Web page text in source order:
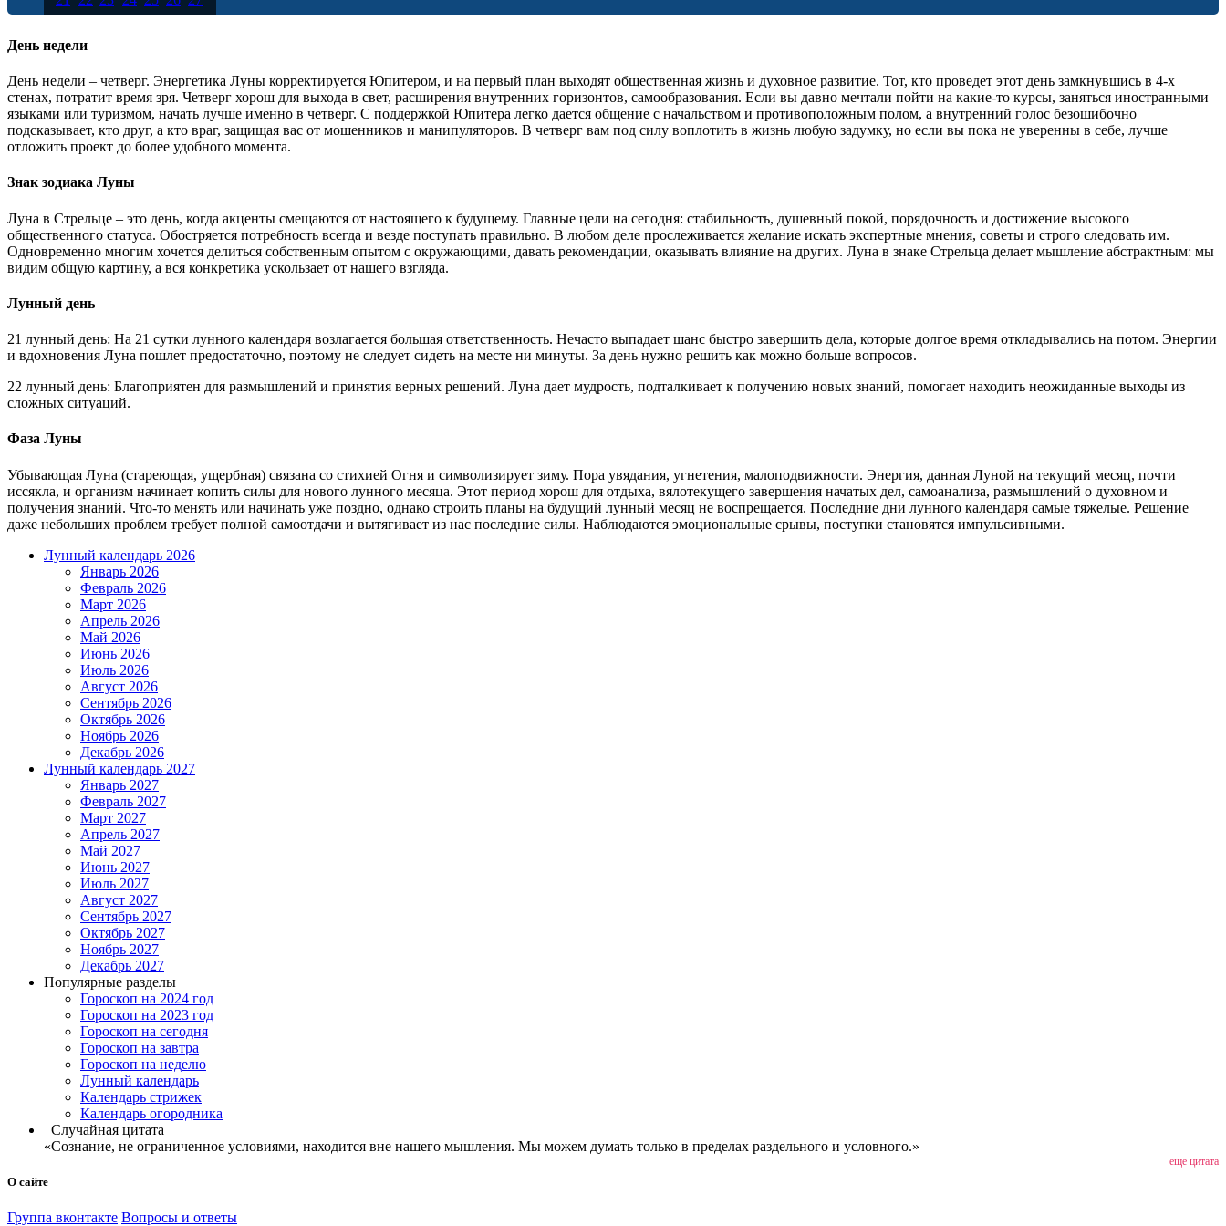
28 29 30 31
День недели
День недели – четверг. Энергетика Луны корректируется Юпитером, и на первый план выходят общественная жизнь и духовное развитие. Тот, кто проведет этот день замкнувшись в 4-х
стенах, потратит время зря. Четверг хорош для выхода в свет, расширения внутренних горизонтов, самообразования. Если вы давно мечтали пойти на какие-то курсы, заняться иностранными
языками или туризмом, начать лучше именно в четверг. С поддержкой Юпитера легко дается общение с начальством и противоположным полом, а внутренний голос безошибочно
подсказывает, кто друг, а кто враг, защищая вас от мошенников и манипуляторов. В четверг вам под силу воплотить в жизнь любую задумку, но если вы пока не уверенны в себе, лучше
отложить проект до более удобного момента.
Знак зодиака Луны
Луна в Стрельце – это день, когда акценты смещаются от настоящего к будущему. Главные цели на сегодня: стабильность, душевный покой, порядочность и достижение высокого
общественного статуса. Обостряется потребность всегда и везде поступать правильно. В любом деле прослеживается желание искать экспертные мнения, советы и строго следовать им.
Одновременно многим хочется делиться собственным опытом с окружающими, давать рекомендации, оказывать влияние на других. Луна в знаке Стрельца делает мышление абстрактным: мы
видим общую картину, а вся конкретика ускользает от нашего взгляда.
Лунный день
21 лунный день: На 21 сутки лунного календаря возлагается большая ответственность. Нечасто выпадает шанс быстро завершить дела, которые долгое время откладывались на потом. Энергии
и вдохновения Луна пошлет предостаточно, поэтому не следует сидеть на месте ни минуты. За день нужно решить как можно больше вопросов.
22 лунный день: Благоприятен для размышлений и принятия верных решений. Луна дает мудрость, подталкивает к получению новых знаний, помогает находить неожиданные выходы из
сложных ситуаций.
Фаза Луны
Убывающая Луна (стареющая, ущербная) связана со стихией Огня и символизирует зиму. Пора увядания, угнетения, малоподвижности. Энергия, данная Луной на текущий месяц, почти
иссякла, и организм начинает копить силы для нового лунного месяца. Этот период хорош для отдыха, вялотекущего завершения начатых дел, самоанализа, размышлений о духовном и
получения знаний. Что-то менять или начинать уже поздно, однако строить планы на будущий лунный месяц не воспрещается. Последние дни лунного календаря самые тяжелые. Решение
даже небольших проблем требует полной самоотдачи и вытягивает из нас последние силы. Наблюдаются эмоциональные срывы, поступки становятся импульсивными.
Лунный календарь 2026
Январь 2026
Февраль 2026
Март 2026
Апрель 2026
Май 2026
Июнь 2026
Июль 2026
Август 2026
Сентябрь 2026
Октябрь 2026
Ноябрь 2026
Декабрь 2026
Лунный календарь 2027
Январь 2027
Февраль 2027
Март 2027
Апрель 2027
Май 2027
Июнь 2027
Июль 2027
Август 2027
Сентябрь 2027
Октябрь 2027
Ноябрь 2027
Декабрь 2027
Популярные разделы
Гороскоп на 2024 год
Гороскоп на 2023 год
Гороскоп на сегодня
Гороскоп на завтра
Гороскоп на неделю
Лунный календарь
Календарь стрижек
Календарь огородника
Случайная цитата
«Сознание, не ограниченное условиями, находится вне нашего мышления. Мы можем думать только в пределах раздельного и условного.»
еще цитата
О сайте
Группа вконтакте Вопросы и ответы